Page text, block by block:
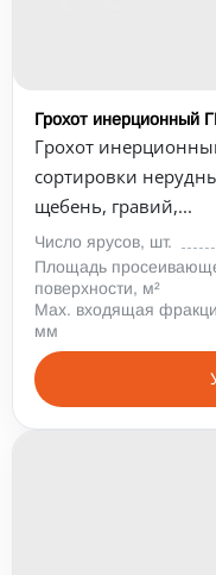
Грохот инерционный
Грохот
сортировки
щебень, гравий,...
Число ярусов, шт.
Площадь
поверхности, м²
Max. входящая
мм